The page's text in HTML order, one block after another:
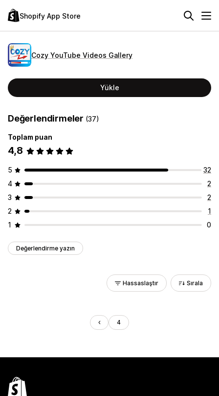
Shopify App Store
Cozy YouTube Videos Gallery
Yükle
Değerlendirmeler (37)
Toplam puan
4,8
5
32
4
2
3
2
2
1
1
0
Değerlendirme yazın
Hassaslaştır Sırala
4